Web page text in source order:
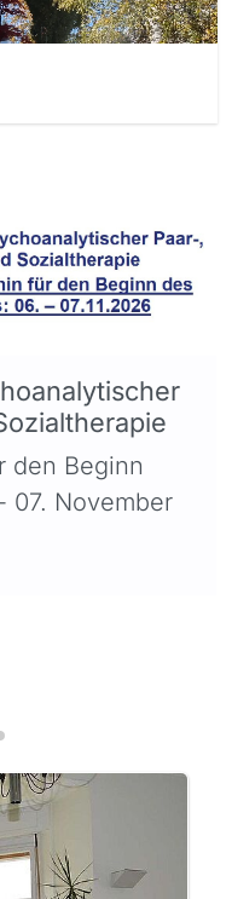
den Beginn
07. November